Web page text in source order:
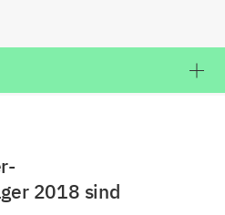
2018 sind